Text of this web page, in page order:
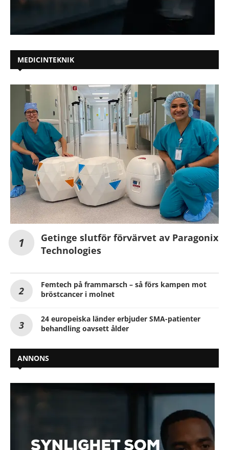
MEDICINTEKNIK
Getinge slutför förvärvet av Paragonix
Technologies
Femtech på frammarsch – så förs kampen mot
bröstcancer i molnet
24 europeiska länder erbjuder SMA-patienter
behandling oavsett ålder
ANNONS